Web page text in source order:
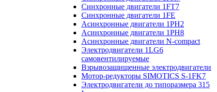
Синхронные двигатели 1FT7
Синхронные двигатели 1FE
Асинхронные двигатели 1PH2
Асинхронные двигатели 1PH8
Асинхронные двигатели N-compact
Электродвигатели 1LG6
cамовентилируемые
Взрывозащищенные электродвигатели
Мотор-редукторы SIMOTICS S-1FK7
Электродвигатели до типоразмера 315